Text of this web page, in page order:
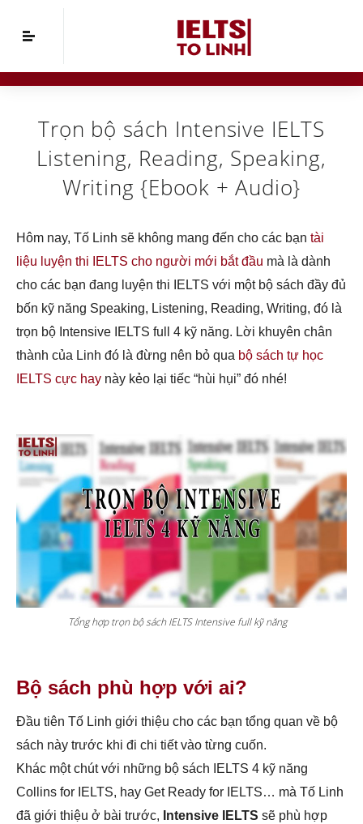
»Trọn bộ sách Intensive
IELTS Listening, Reading, Speaking, Writing
{Ebook + Audio}
Trọn bộ sách Intensive IELTS
Listening, Reading, Speaking,
Writing {Ebook + Audio}
Hôm nay, Tố Linh sẽ không mang đến cho các bạn tài
liệu luyện thi IELTS cho người mới bắt đầu mà là dành
cho các bạn đang luyện thi IELTS với một bộ sách đầy đủ
bốn kỹ năng Speaking, Listening, Reading, Writing, đó là
trọn bộ Intensive IELTS full 4 kỹ năng. Lời khuyên chân
thành của Linh đó là đừng nên bỏ qua bộ sách tự học
IELTS cực hay này kẻo lại tiếc “hùi hụi” đó nhé!
Tổng hợp trọn bộ sách IELTS Intensive full kỹ năng
Bộ sách phù hợp với ai?
Đầu tiên Tố Linh giới thiệu cho các bạn tổng quan về bộ
sách này trước khi đi chi tiết vào từng cuốn.
Khác một chút với những bộ sách IELTS 4 kỹ năng
Collins for IELTS, hay Get Ready for IELTS… mà Tố Linh
đã giới thiệu ở bài trước, Intensive IELTS sẽ phù hợp